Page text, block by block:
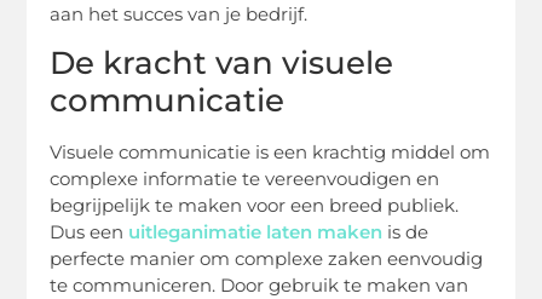
aan het succes van je bedrijf.
De kracht van visuele
communicatie
Visuele communicatie is een krachtig middel om
complexe informatie te vereenvoudigen en
begrijpelijk te maken voor een breed publiek.
Dus een uitleganimatie laten maken is de
perfecte manier om complexe zaken eenvoudig
te communiceren. Door gebruik te maken van